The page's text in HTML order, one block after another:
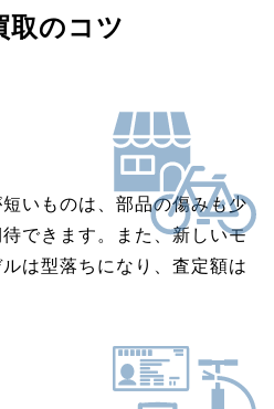
取のコツ
いものは、部品の傷みも少
できます。また、新しいモ
は型落ちになり、査定額は